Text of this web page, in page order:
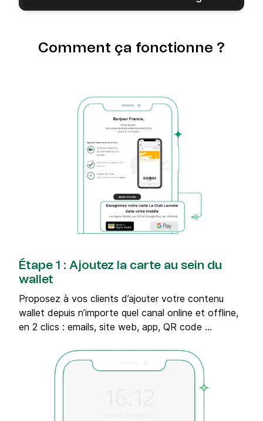
Comment ça fonctionne ?
Étape 1 : Ajoutez la carte au sein du
wallet
Proposez à vos clients d’ajouter votre contenu
wallet depuis n’importe quel canal online et offline,
en 2 clics : emails, site web, app, QR code …